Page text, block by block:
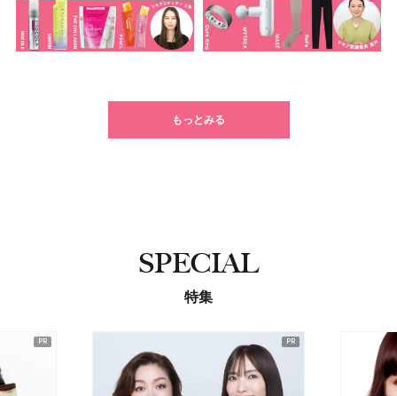
もっとみる
SPECIAL
特集